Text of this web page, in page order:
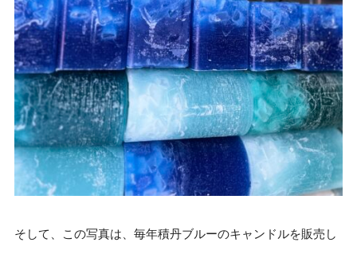
そして、この写真は、毎年積丹ブルーのキャンドルを販売し